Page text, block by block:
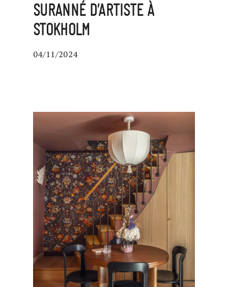
SURANNÉ D’ARTISTE À
STOKHOLM
04/11/2024